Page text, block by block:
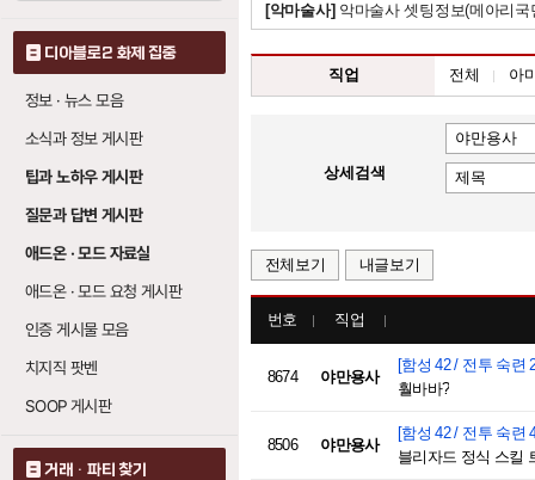
디아블로2 화제 집중
정보 · 뉴스 모음
소식과 정보 게시판
팁과 노하우 게시판
질문과 답변 게시판
애드온 · 모드 자료실
애드온 · 모드 요청 게시판
인증 게시물 모음
치지직 팟벤
SOOP 게시판
거래 · 파티 찾기
[악마술사] 악마술사 셋팅정보(메아리국
직업 전체 아
상세검색
전체보기 내글보기
번호 직업
8674 야만용사
[함성 42 / 전투 숙련
훨바바?
8506 야만용사
[함성 42 / 전투 숙련
블리자드 정식 스킬